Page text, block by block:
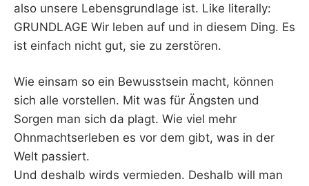
also unsere Lebensgrundlage ist. Like literally:
GRUNDLAGE Wir leben auf und in diesem Ding. Es
ist einfach nicht gut, sie zu zerstören.
Wie einsam so ein Bewusstsein macht, können
sich alle vorstellen. Mit was für Ängsten und
Sorgen man sich da plagt. Wie viel mehr
Ohnmachtserleben es vor dem gibt, was in der
Welt passiert.
Und deshalb wirds vermieden. Deshalb will man